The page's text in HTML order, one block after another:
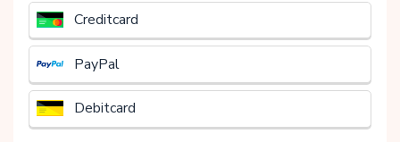
Creditcard
PayPal
Debitcard